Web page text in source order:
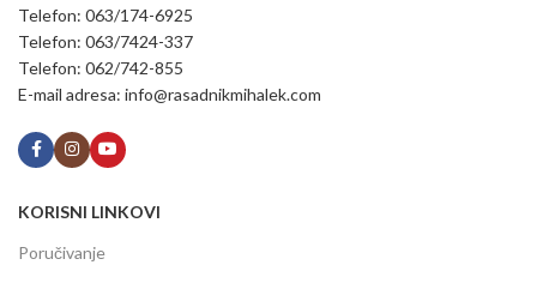
Telefon: 063/174-6925
Telefon: 063/7424-337
Telefon: 062/742-855
E-mail adresa: info@rasadnikmihalek.com
KORISNI LINKOVI
Poručivanje